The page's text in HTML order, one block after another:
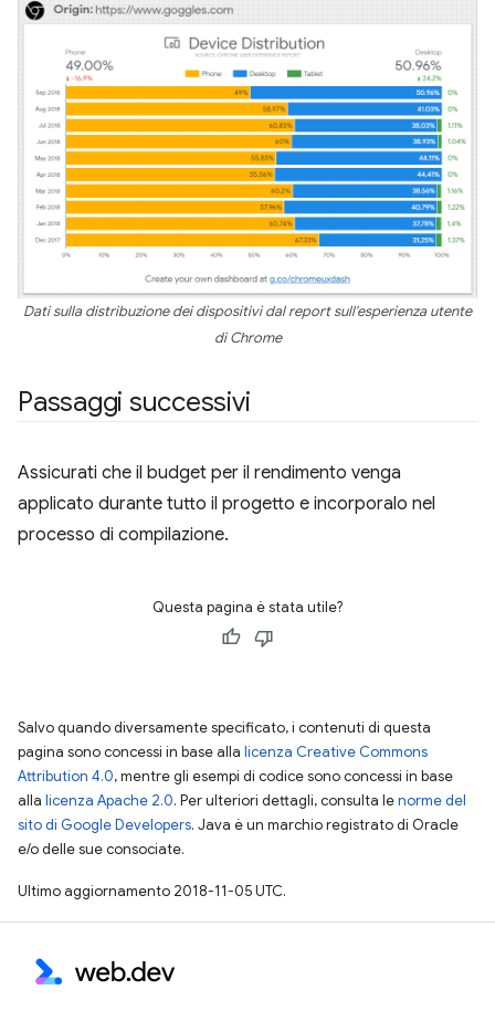
Dati sulla distribuzione dei dispositivi dal report sull'esperienza utente
di Chrome
Passaggi successivi
Assicurati che il budget per il rendimento venga
applicato durante tutto il progetto e incorporalo nel
processo di compilazione.
Questa pagina è stata utile?
Salvo quando diversamente specificato, i contenuti di questa
pagina sono concessi in base alla licenza Creative Commons
Attribution 4.0, mentre gli esempi di codice sono concessi in base
alla licenza Apache 2.0. Per ulteriori dettagli, consulta lenorme del
sito di Google Developers. Java è un marchio registrato di Oracle
e/o delle sue consociate.
Ultimo aggiornamento 2018-11-05 UTC.